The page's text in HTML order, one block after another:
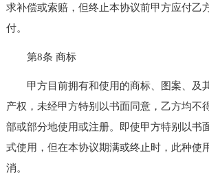
求补偿或索赔，但终止本协议前甲方应付乙
付。
第8条 商标
甲方目前拥有和使用的商标、图案、及
产权，未经甲方特别以书面同意，乙方均不
部或部分地使用或注册。即使甲方特别以书
式使用，但在本协议期满或终止时，此种使
消。